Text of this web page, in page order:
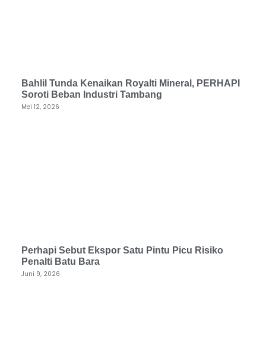
Bahlil Tunda Kenaikan Royalti Mineral, PERHAPI
Soroti Beban Industri Tambang
Mei 12, 2026
Perhapi Sebut Ekspor Satu Pintu Picu Risiko
Penalti Batu Bara
Juni 9, 2026